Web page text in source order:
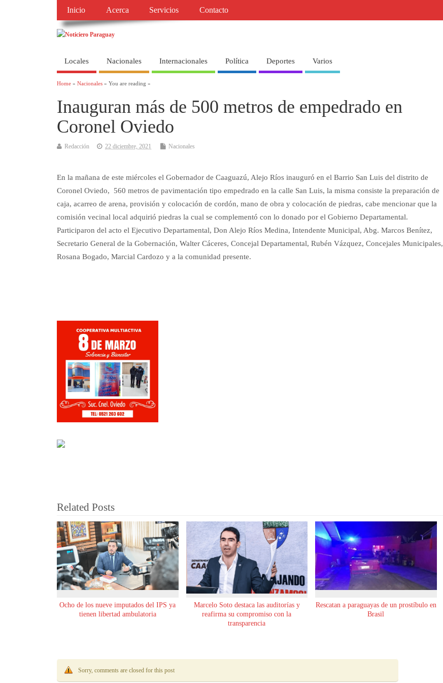
Inicio Acerca Servicios Contacto
Locales Nacionales Internacionales Política Deportes Varios
Home » Nacionales » You are reading »
Inauguran más de 500 metros de empedrado en
Coronel Oviedo
Redacción 22 diciembre, 2021 Nacionales
En la mañana de este miércoles el Gobernador de Caaguazú, Alejo Ríos inauguró en el Barrio San Luis del distrito de
Coronel Oviedo, 560 metros de pavimentación tipo empedrado en la calle San Luis, la misma consiste la preparación de
caja, acarreo de arena, provisión y colocación de cordón, mano de obra y colocación de piedras, cabe mencionar que la
comisión vecinal local adquirió piedras la cual se complementó con lo donado por el Gobierno Departamental.
Participaron del acto el Ejecutivo Departamental, Don Alejo Ríos Medina, Intendente Municipal, Abg. Marcos Benítez,
Secretario General de la Gobernación, Walter Cáceres, Concejal Departamental, Rubén Vázquez, Concejales Municipales,
Rosana Bogado, Marcial Cardozo y a la comunidad presente.
Related Posts
Ocho de los nueve imputados del IPS ya
tienen libertad ambulatoria
Marcelo Soto destaca las auditorías y
reafirma su compromiso con la
transparencia
Rescatan a paraguayas de un prostíbulo en
Brasil
Sorry, comments are closed for this post